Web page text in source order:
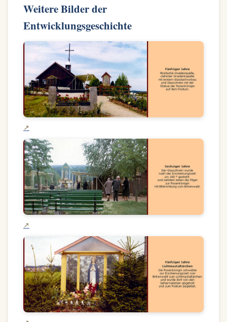
Weitere Bilder der
Entwicklungsgeschichte